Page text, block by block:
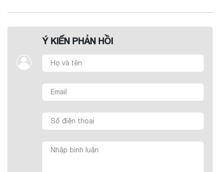
Ý KIẾN PHẢN HỒI